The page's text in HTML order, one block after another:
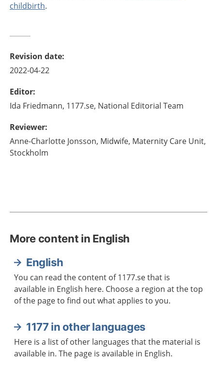
childbirth.
Revision date:
2022-04-22
Editor:
Ida Friedmann, 1177.se, National Editorial Team
Reviewer:
Anne-Charlotte Jonsson, Midwife, Maternity Care Unit,
Stockholm
More content in English
English
You can read the content of 1177.se that is
available in English here. Choose a region at the top
of the page to find out what applies to you.
1177 in other languages
Here is a list of other languages that the material is
available in. The page is available in English.